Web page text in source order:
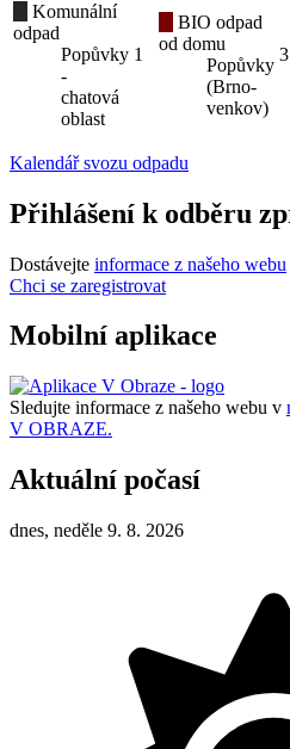
Komunální
odpad
Popůvky
-
chatová
oblast
1
BIO odpad
od domu
Popůvky
(Brno-
venkov)
3
Kalendář svozu odpadu
Přihlášení k odběru
Dostávejte informace z našeho webu
Chci se zaregistrovat
Mobilní aplikace
Sledujte informace z našeho webu v
V OBRAZE.
Aktuální počasí
dnes, neděle 9. 8. 2026